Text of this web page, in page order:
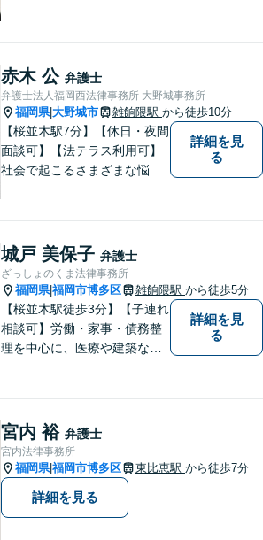
上で、最適な解決策を共に考
えます。
赤木 公 弁護士
弁護士法人福岡西法律事務所 大野城事務所
福岡県|大野城市 雑餉隈駅 から徒歩10分
【桜並木駅7分】【休日・夜間
面談可】【法テラス利用可】
社会で起こるさまざまな悩み
す。 困りごとやご相談があり
ましたら、どうぞお気軽にお
声がけください。
詳細を見
る
城戸 美保子 弁護士
ざっしょのくま法律事務所
福岡県|福岡市博多区 雑餉隈駅 から徒歩5分
【桜並木駅徒歩3分】【子連れ
相談可】労働・家事・債務整
理を中心に、医療や建築など
も、早めにお越しいただい
て、一緒に解決を目指しまし
ょう。
詳細を見
る
宮内 裕 弁護士
宮内法律事務所
福岡県|福岡市博多区 東比恵駅 から徒歩7分
詳細を見る